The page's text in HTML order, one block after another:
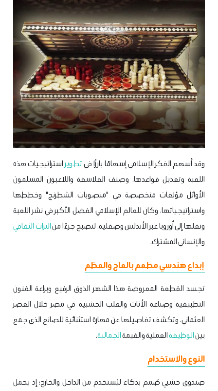
وقد أسهم الفكر الإسلامي إسهامًا بارزًا فيتطويراستراتيجيات هذه
اللعبة وتعديل قواعدها، وصنف الفلاسفة واللاعبون المسلمون
الأوائل مؤلفات متخصصة في "منصوبات الشطرنج" وخططها
واستراتيجياتها، وكان للعالم الإسلامي الفضل الأكبر في نشر اللعبة
ونقلها إلى أوروبا عبر الأندلس وصقلية، لتصبح جزءًا منالتراث الثقافي
والإنساني المشترك.
إبداع هندسي مطعم بالعاج والعظم
تجسد القطعة المعروضة هذا الشهر الذوق الرفيع وبراعة الفنون
التطبيقية وصناعة الأثاث والعلب الخشبية في مصر خلال العصر
العثماني، وتكشف تفاصيلها عن مهارة استثنائية للصانع الذي جمع
بينالوظيفةالعملية والقيمةالجمالية.
النوع والاستخدام
صندوق خشبي صُمم بذكاء ليُستخدم من الداخل والخارج؛ إذ يحمل